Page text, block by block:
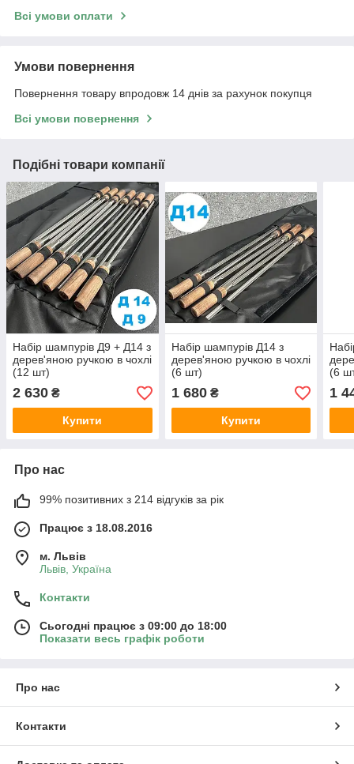
Всі умови оплати
Умови повернення
Повернення товару впродовж 14 днів за рахунок покупця
Всі умови повернення
Подібні товари компанії
Набір шампурів Д9 + Д14 з
дерев'яною ручкою в чохлі
(12 шт)
2 630 ₴
Купити
Набір шампурів Д14 з
дерев'яною ручкою в чохлі
(6 шт)
1 680₴
Купити
(6
1
Про нас
99% позитивних з 214 відгуків за рік
Працює з 18.08.2016
м. Львів
Львів, Україна
Контакти
Сьогодні працює з 09:00 до 18:00
Показати весь графік роботи
Про нас
Контакти